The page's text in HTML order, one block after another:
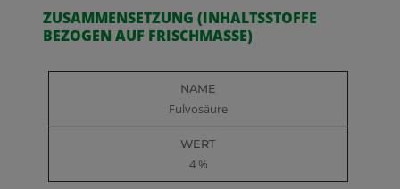
ZUSAMMENSETZUNG (INHALTSSTOFFE
BEZOGEN AUF FRISCHMASSE)
Fulvosäure
4 %